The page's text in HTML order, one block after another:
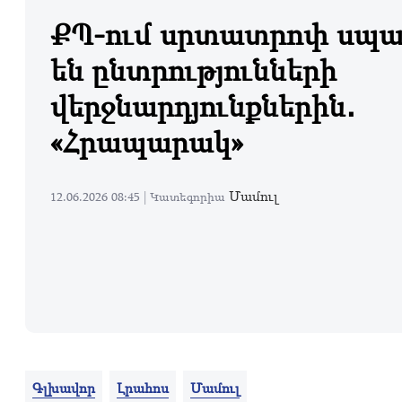
ՔՊ-ում սրտատրոփ
են ընտրությունների
վերջնարդյունքներին․
«Հրապարակ»
12.06.2026 08:45 | Կատեգորիա Մամուլ
Գլխավոր Լրահոս Մամուլ